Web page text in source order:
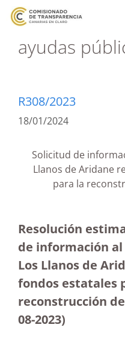
ayudas
R308/2023
18/01/2024
Solicitud de
Llanos de Aridane
para la
Resolución
de información
Los Llanos de
fondos estatales
reconstrucción
08-2023)